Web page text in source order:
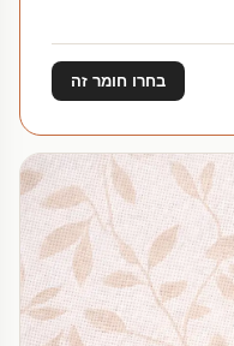
בחרו חומר זה